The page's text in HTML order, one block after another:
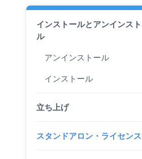
インストールとアンインス
ル
アンインストール
インストール
立ち上げ
スタンドアロン・ライセンス